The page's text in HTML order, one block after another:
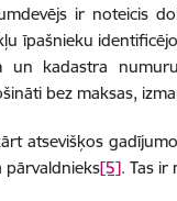
ir noteicis
īpašnieku
un kadastra
bez maksas,
atsevišķos
pārvaldnieks[5]. Tas ir